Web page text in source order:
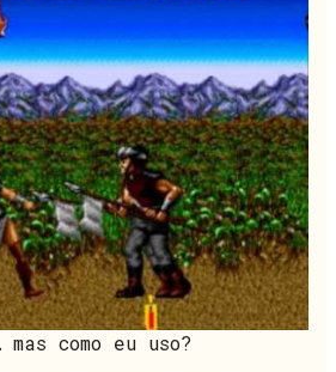
como eu uso?